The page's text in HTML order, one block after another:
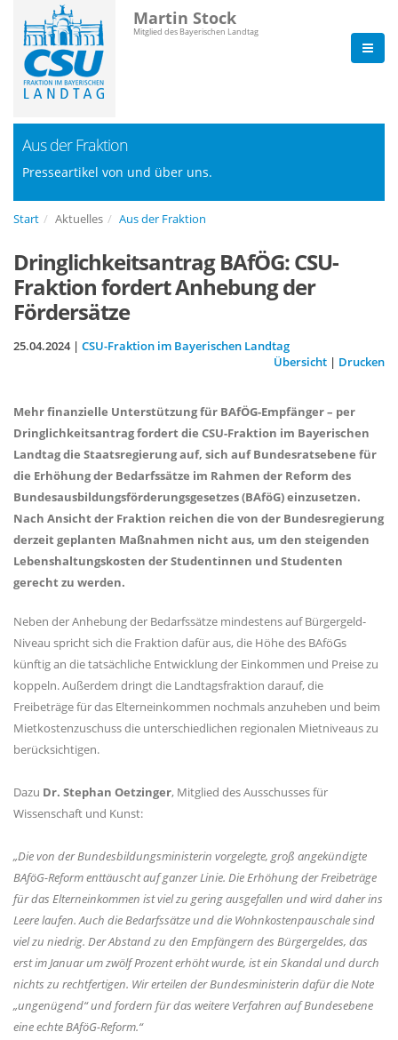
Martin Stock
Mitglied des Bayerischen Landtag
Aus der Fraktion
Presseartikel von und über uns.
Start Aktuelles Aus der Fraktion
Dringlichkeitsantrag BAfÖG: CSU-
Fraktion fordert Anhebung der
Fördersätze
25.04.2024 | CSU-Fraktion im Bayerischen Landtag
Übersicht | Drucken
Mehr finanzielle Unterstützung für BAfÖG-Empfänger – per
Dringlichkeitsantrag fordert die CSU-Fraktion im Bayerischen
Landtag die Staatsregierung auf, sich auf Bundesratsebene für
die Erhöhung der Bedarfssätze im Rahmen der Reform des
Bundesausbildungsförderungsgesetzes (BAföG) einzusetzen.
Nach Ansicht der Fraktion reichen die von der Bundesregierung
derzeit geplanten Maßnahmen nicht aus, um den steigenden
Lebenshaltungskosten der Studentinnen und Studenten
gerecht zu werden.
Neben der Anhebung der Bedarfssätze mindestens auf Bürgergeld-
Niveau spricht sich die Fraktion dafür aus, die Höhe des BAföGs
künftig an die tatsächliche Entwicklung der Einkommen und Preise zu
koppeln. Außerdem dringt die Landtagsfraktion darauf, die
Freibeträge für das Elterneinkommen nochmals anzuheben und beim
Mietkostenzuschuss die unterschiedlichen regionalen Mietniveaus zu
berücksichtigen.
Dazu Dr. Stephan Oetzinger, Mitglied des Ausschusses für
Wissenschaft und Kunst:
Die von der Bundesbildungsministerin vorgelegte, groß angekündigte
BAföG-Reform enttäuscht auf ganzer Linie. Die Erhöhung der Freibeträge
für das Elterneinkommen ist viel zu gering ausgefallen und wird daher ins
Leere laufen. Auch die Bedarfssätze und die Wohnkostenpauschale sind
viel zu niedrig. Der Abstand zu den Empfängern des Bürgergeldes, das
erst im Januar um zwölf Prozent erhöht wurde, ist ein Skandal und durch
nichts zu rechtfertigen. Wir erteilen der Bundesministerin dafür die Note
ungenügend“ und fordern für das weitere Verfahren auf Bundesebene
eine echte BAföG-Reform.“